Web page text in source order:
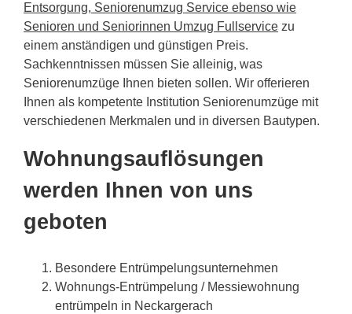
Entsorgung, Seniorenumzug Service ebenso wie
Senioren und Seniorinnen Umzug Fullservice zu
einem anständigen und günstigen Preis.
Sachkenntnissen müssen Sie alleinig, was
Seniorenumzüge Ihnen bieten sollen. Wir offerieren
Ihnen als kompetente Institution Seniorenumzüge mit
verschiedenen Merkmalen und in diversen Bautypen.
Wohnungsauflösungen
werden Ihnen von uns
geboten
Besondere Entrümpelungsunternehmen
Wohnungs-Entrümpelung / Messiewohnung
entrümpeln in Neckargerach